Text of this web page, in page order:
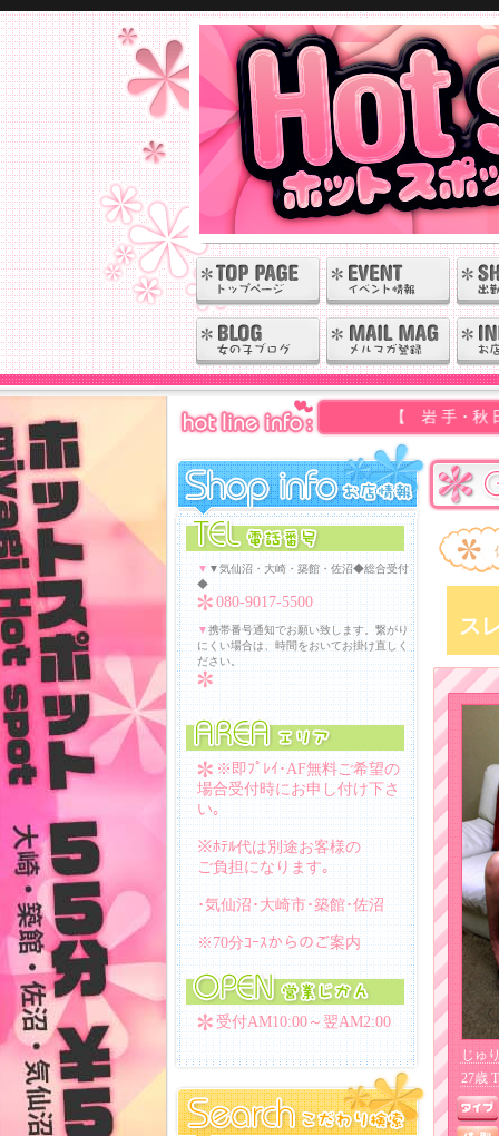
【 岩 手・秋 田 】の人気
▼▼気仙沼・大崎・築館・佐沼◆総合受付
◆
080-9017-5500
▼携帯番号通知でお願い致します。繋がり
にくい場合は、時間をおいてお掛け直しく
ださい。
※即ﾌﾟﾚｲ･AF無料ご希望の
場合受付時にお申し付け下さ
い｡
※ﾎﾃﾙ代は別途お客様の
ご負担になります｡
･気仙沼･大崎市･築館･佐沼
※70分ｺｰｽからのご案内
受付AM10:00～翌AM2:00
ス
じゅ
27歳